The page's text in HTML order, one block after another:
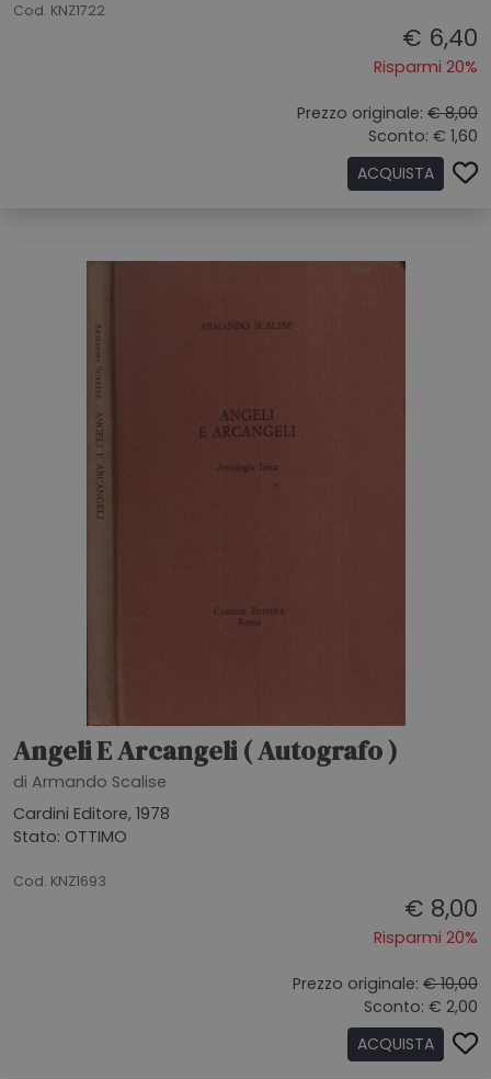
Cod. KNZ1722
€ 6,40
Risparmi 20%
Prezzo originale: € 8,00
Sconto: € 1,60
ACQUISTA
Angeli E Arcangeli ( Autografo )
di Armando Scalise
Cardini Editore, 1978
Stato: OTTIMO
Cod. KNZ1693
€ 8,00
Risparmi 20%
Prezzo originale: € 10,00
Sconto: € 2,00
ACQUISTA